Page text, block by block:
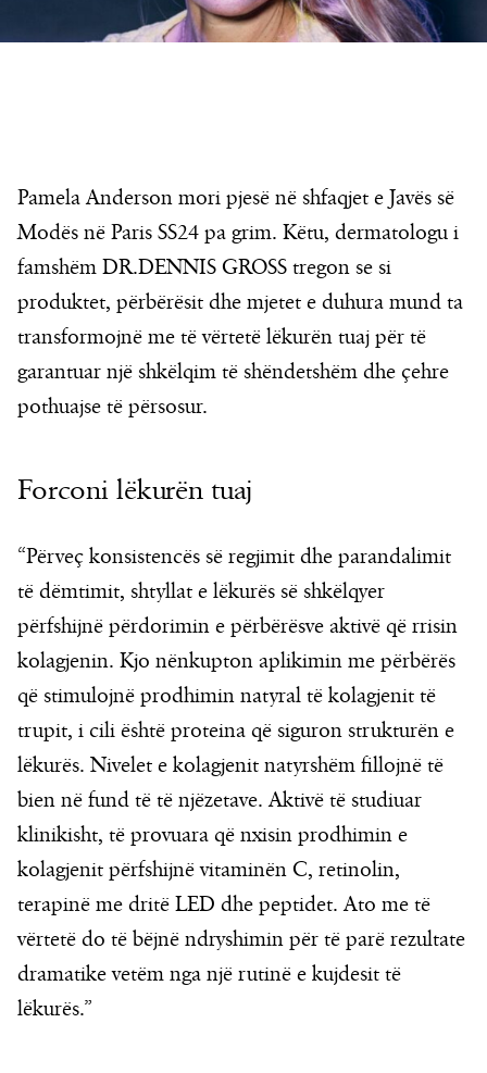
Pamela Anderson mori pjesë në shfaqjet e Javës së
Modës në Paris SS24 pa grim. Këtu, dermatologu i
famshëm DR.DENNIS GROSS tregon se si
produktet, përbërësit dhe mjetet e duhura mund ta
transformojnë me të vërtetë lëkurën tuaj për të
garantuar një shkëlqim të shëndetshëm dhe çehre
pothuajse të përsosur.
Forconi lëkurën tuaj
“Përveç konsistencës së regjimit dhe parandalimit
të dëmtimit, shtyllat e lëkurës së shkëlqyer
përfshijnë përdorimin e përbërësve aktivë që rrisin
kolagjenin. Kjo nënkupton aplikimin me përbërës
që stimulojnë prodhimin natyral të kolagjenit të
trupit, i cili është proteina që siguron strukturën e
lëkurës. Nivelet e kolagjenit natyrshëm fillojnë të
bien në fund të të njëzetave. Aktivë të studiuar
klinikisht, të provuara që nxisin prodhimin e
kolagjenit përfshijnë vitaminën C, retinolin,
terapinë me dritë LED dhe peptidet. Ato me të
vërtetë do të bëjnë ndryshimin për të parë rezultate
dramatike vetëm nga një rutinë e kujdesit të
lëkurës.”